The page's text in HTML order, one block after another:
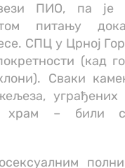
ПИО, па је
питању
СПЦ у Црној
(кад
Сваки
уграђених
храм – били